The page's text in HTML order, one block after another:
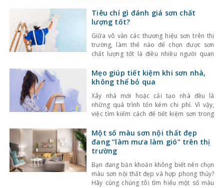
Tiêu chí gì đánh giá sơn chất
lượng tốt?
Giữa vô vàn các thương hiệu sơn trên thị
trường, làm thế nào để chọn được sơn
chất lượng tốt là điều nhiều người quan
điểm qua những tiêu chí quan trọng cần
có của một loại sơn đáp ứng các yêu cầu
Mẹo giúp tiết kiệm khi sơn nhà,
không thể bỏ qua
Xây nhà mới hoặc cải tạo nhà đều là
những quá trình tốn kém chi phí. Vì vậy,
việc tìm kiếm cách để tiết kiệm sơn trong
quan tâm. Dưới đây là 6 mẹo giúp tối ưu
hóa chi phí sơn nhà, giúp bạn sở
Một số màu sơn nội thất đẹp
đang “làm mưa làm gió” trên thị
trường
Bạn đang băn khoăn không biết nên chọn
màu sơn nội thất đẹp và hợp phong thủy?
Hãy cùng chúng tôi tìm hiểu một số màu